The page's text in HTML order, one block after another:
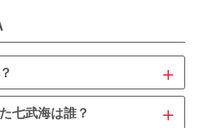
＋
大塚芳忠です。
七武海は誰？ ＋